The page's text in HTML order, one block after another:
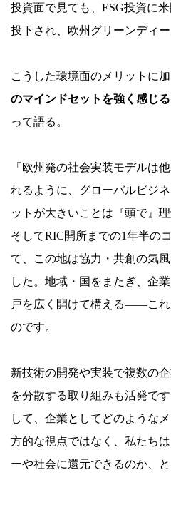
投資面で見ても、ESG投資に
投下され、欧州グリーンディ
こうした環境面のメリットに加
のマインドセットを強く感じる
って語る。
「欧州発の社会実装モデルは
れるように、グローバルビジ
ットが大きいことは『頭で』
そしてRIC開所までの1年半の
て、この地は協力・共創の気
した。地域・国をまたぎ、企
戸を広く開けて構える――これ
のです。
新技術の開発や実装で複数の
を分散する取り組みも活発で
して、企業としてどのような
方的な視点ではなく、私たち
ーや社会に還元できるのか、